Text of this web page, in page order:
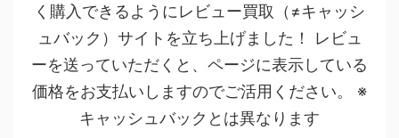
く購入できるようにレビュー買取（≠キャッシ
ュバック）サイトを立ち上げました！ レビュ
ーを送っていただくと、ページに表示している
価格をお支払いしますのでご活用ください。 ※
キャッシュバックとは異なります